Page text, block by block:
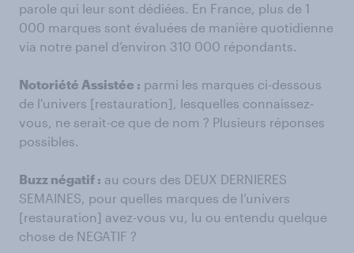
parole qui leur sont dédiées. En France, plus de 1
000 marques sont évaluées de manière quotidienne
via notre panel d’environ 310 000 répondants.
Notoriété Assistée : parmi les marques ci-dessous
de l'univers [restauration], lesquelles connaissez-
vous, ne serait-ce que de nom ? Plusieurs réponses
possibles.
Buzz négatif : au cours des DEUX DERNIERES
SEMAINES, pour quelles marques de l’univers
[restauration] avez-vous vu, lu ou entendu quelque
chose de NEGATIF ?